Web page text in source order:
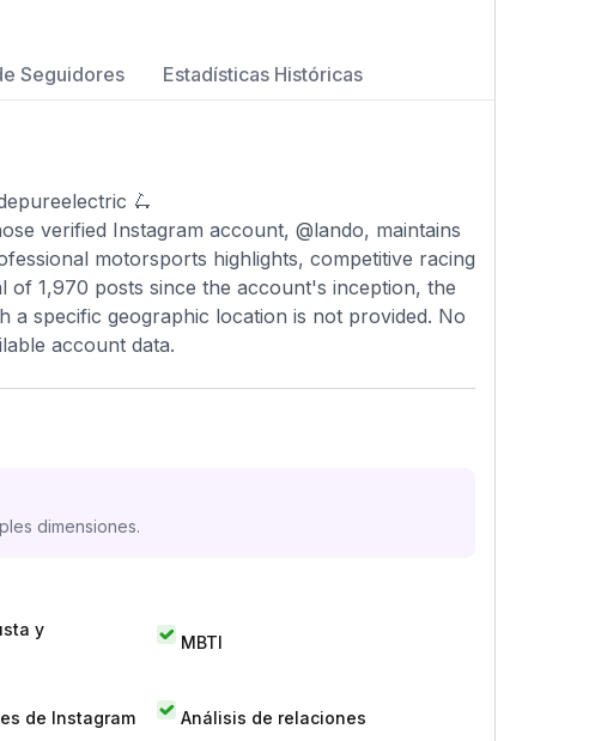
Seguidores Estadísticas Históricas
🛴
verified Instagram account, @lando, maintains
motorsports highlights, competitive racing
of 1,970 posts since the account's inception, the
specific geographic location is not provided. No
account data.
dimensiones.
y
MBTI
de Instagram Análisis de relaciones